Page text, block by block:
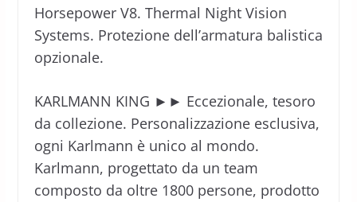
Horsepower V8. Thermal Night Vision
Systems. Protezione dell’armatura balistica
opzionale.
KARLMANN KING ►► Eccezionale, tesoro
da collezione. Personalizzazione esclusiva,
ogni Karlmann è unico al mondo.
Karlmann, progettato da un team
composto da oltre 1800 persone, prodotto